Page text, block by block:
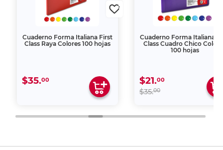
Cuaderno Forma Italiana First
Class Raya Colores 100 hojas
$35.00
Cuaderno Forma Italiana
Class Cuadro Chico
100 hojas
$21.00
$35.00